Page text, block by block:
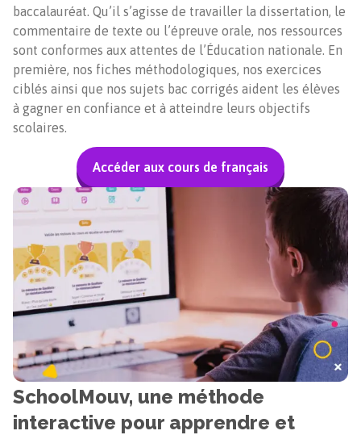
baccalauréat. Qu’il s’agisse de travailler la dissertation, le
commentaire de texte ou l’épreuve orale, nos ressources
sont conformes aux attentes de l’Éducation nationale. En
première, nos fiches méthodologiques, nos exercices
ciblés ainsi que nos sujets bac corrigés aident les élèves
à gagner en confiance et à atteindre leurs objectifs
scolaires.
Accéder aux cours de français
SchoolMouv, une méthode
interactive pour apprendre et